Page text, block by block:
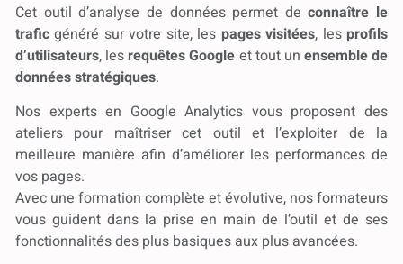
Cet outil d’analyse de données permet deconnaître le
trafic généré sur votre site, les pages visitées, les profils
d’utilisateurs, les requêtes Google et tout un ensemble de
données stratégiques.
Nos experts en Google Analytics vous proposent des
ateliers pour maîtriser cet outil et l’exploiter de la
meilleure manière afin d’améliorer les performances de
vos pages.
Avec une formation complète et évolutive, nos formateurs
vous guident dans la prise en main de l’outil et de ses
fonctionnalités des plus basiques aux plus avancées.